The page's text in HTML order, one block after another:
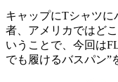
キャップにTシャツ
者、アメリカではど
いうことで、今回は
でも履けるバスパン”